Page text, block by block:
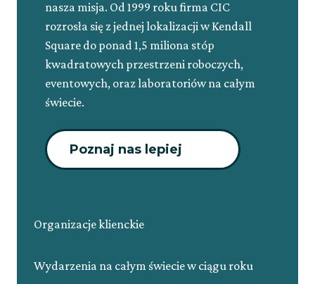
nasza misja. Od 1999 roku firma CIC
rozrosła się z jednej lokalizacji w Kendall
Square do ponad 1,5 miliona stóp
kwadratowych przestrzeni roboczych,
eventowych, oraz laboratoriów na całym
świecie.
Poznaj nas lepiej
Organizacje klienckie
Wydarzenia na całym świecie w ciągu roku